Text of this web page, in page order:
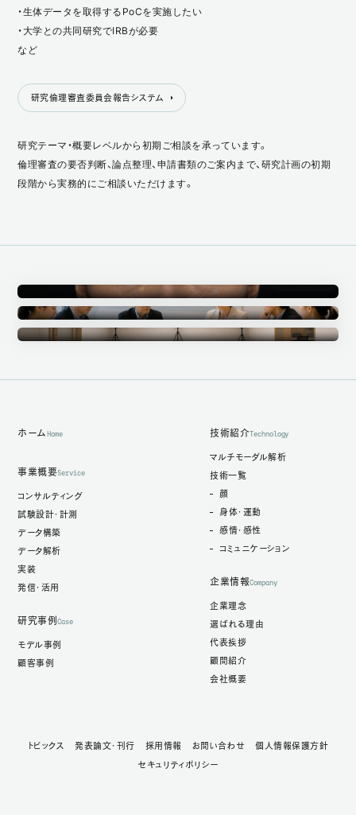
・生体データを取得するPoCを実施したい
・大学との共同研究でIRBが必要
など
研究倫理審査委員会報告システム
研究テーマ・概要レベルから初期ご相談を承っています。
倫理審査の要否判断、論点整理、申請書類のご案内まで、研究計画の初期
段階から実務的にご相談いただけます。
アノテーション事業
ホーム Home
事業概要Service
コンサルティング
試験設計・計測
データ構築
データ解析
実装
発信・活用
研究事例Case
モデル事例
顧客事例
技術紹介Technology
マルチモーダル解析
技術一覧
顔
身体・運動
感情・感性
コミュニケーション
企業情報Company
企業理念
選ばれる理由
代表挨拶
顧問紹介
会社概要
トピックス 発表論文・刊行 採用情報 お問い合わせ 個人情報保護方針
セキュリティポリシー